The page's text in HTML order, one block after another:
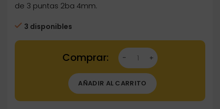
de 3 puntas 2ba 4mm.
3 disponibles
Dartstore Dardos Target Darts Phil Taylor
AÑADIR AL CARRITO